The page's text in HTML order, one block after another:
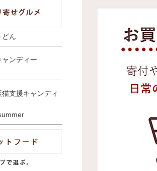
どん
ンディー
支援キャンディ